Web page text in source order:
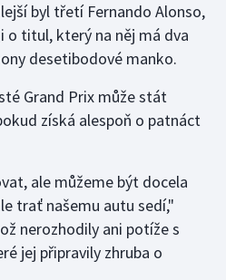
byl třetí Fernando Alonso,
o titul, který na něj má dva
desetibodové manko.
Grand Prix může stát
získá alespoň o patnáct
ale můžeme být docela
trať našemu autu sedí,"
nerozhodily ani potíže s
jej připravily zhruba o